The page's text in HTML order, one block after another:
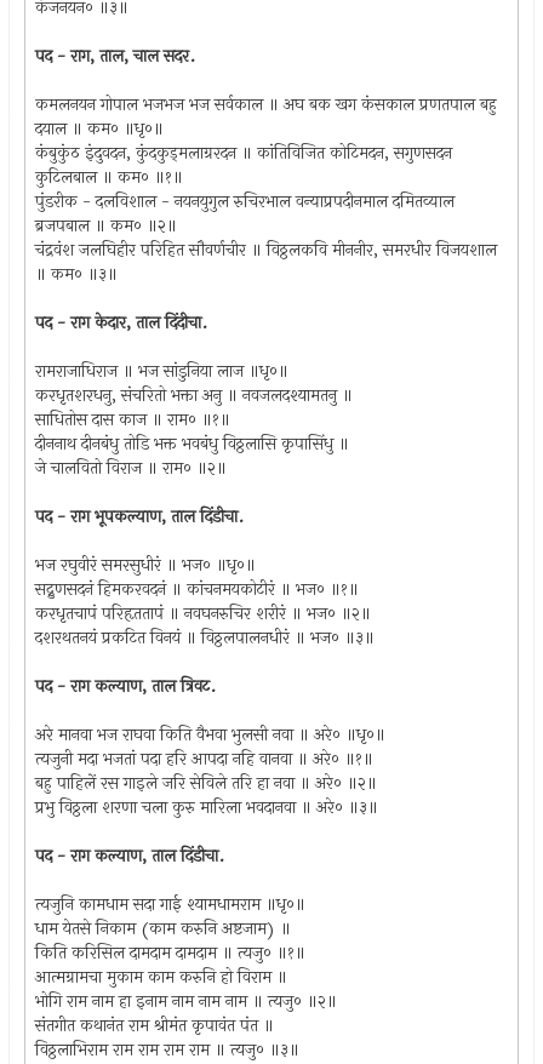
कंजनयन० ॥३॥
पद - राग, ताल, चाल सदर.
कमलनयन गोपाल भजभज भज सर्वकाल ॥ अघ बक खग कंसकाल प्रणतपाल बहु
दयाल ॥ कम० ॥धृ०॥
कंबुकुंठ इंदुवदन, कुंदकुड्‌मलाग्ररदन ॥ कांतिविजित कोटिमदन, सगुणसदन
कुटिलबाल ॥ कम० ॥१॥
पुंडरीक - दलविशाल - नयनयुगुल रुचिरभाल वन्याप्रपदीनमाल दमितव्याल
ब्रजपबाल ॥ कम० ॥२॥
चंद्रवंश जलघिहीर परिहित सौवर्णचीर ॥ विठ्ठलकवि मीननीर, समरधीर विजयशाल
॥ कम० ॥३॥
पद - राग केदार, ताल दिंदीचा.
रामराजाधिराज ॥ भज सांडुनिया लाज ॥धृ०॥
करधृतशरधनु, संचरितो भक्ता अनु ॥ नवजलदश्यामतनु ॥
साधितोस दास काज ॥ राम० ॥१॥
दीननाथ दीनबंधु तोडि भक्त भवबंधु विठ्ठलासि कृपासिंधु ॥
जे चालवितो विराज ॥ राम० ॥२॥
पद - राग भूपकल्याण, ताल दिंडीचा.
भज रघुवीरं समरसुधीरं ॥ भज० ॥धृ०॥
सद्नुणसदनं हिमकरवदनं ॥ कांचनमयकोटीरं ॥ भज० ॥१॥
करधृतचापं परिहृततापं ॥ नवघनरुचिर शरीरं ॥ भज० ॥२॥
दशरथतनयं प्रकटित विनयं ॥ विठ्ठलपालनधीरं ॥ भज० ॥३॥
पद - राग कल्याण, ताल त्रिवट.
अरे मानवा भज राघवा किति वैभवा भुलसी नवा ॥ अरे० ॥धृ०॥
त्यजुनी मदा भजतां पदा हरि आपदा नहि वानवा ॥ अरे० ॥१॥
बहु पाहिलें रस गाइले जरि सेविले तरि हा नवा ॥ अरे० ॥२॥
प्रभु विठ्ठला शरणा चला कुरु मारिला भवदानवा ॥ अरे० ॥३॥
पद - राग कल्याण, ताल दिंडीचा.
त्यजुनि कामधाम सदा गाई श्यामधामराम ॥धृ०॥
धाम येतसे निकाम (काम करुनि अष्टजाम) ॥
किति करिसिल दामदाम दामदाम ॥ त्यजु० ॥१॥
आत्मग्रामचा मुकाम काम करुनि हो विराम ॥
भोगि राम नाम हा इनाम नाम नाम नाम ॥ त्यजु० ॥२॥
संतगीत कथानंत राम श्रीमंत कृपावंत पंत ॥
विठ्ठलाभिराम राम राम राम राम ॥ त्यजु० ॥३॥